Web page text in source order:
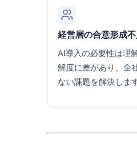
経営層の合意形成不
AI導入の必要性は理
解度に差があり、全
ない課題を解決します